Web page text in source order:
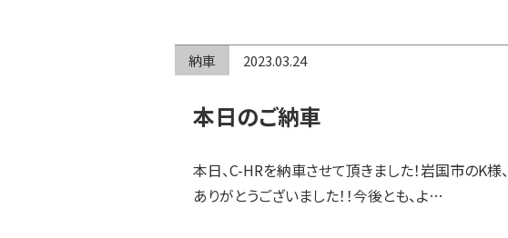
納車 2023.03.24
本日のご納車
本日、C-HRを納車させて頂きました！岩国市のK様、
ありがとうございました！！今後とも、よ…